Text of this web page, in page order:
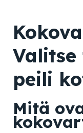
peili
Mitä